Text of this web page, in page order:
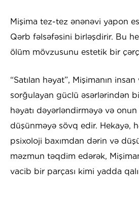
Mişima tez-tez ənənəvi yapon
Qərb fəlsəfəsini birləşdirir. Bu
ölüm mövzusunu estetik bir
“Satılan həyat”, Mişimanın insan
sorğulayan güclü əsərlərindən
həyatı dəyərləndirməyə və onun
düşünməyə sövq edir. Hekayə,
psixoloji baxımdan dərin və
məzmun təqdim edərək,
vacib bir parçası kimi yadda